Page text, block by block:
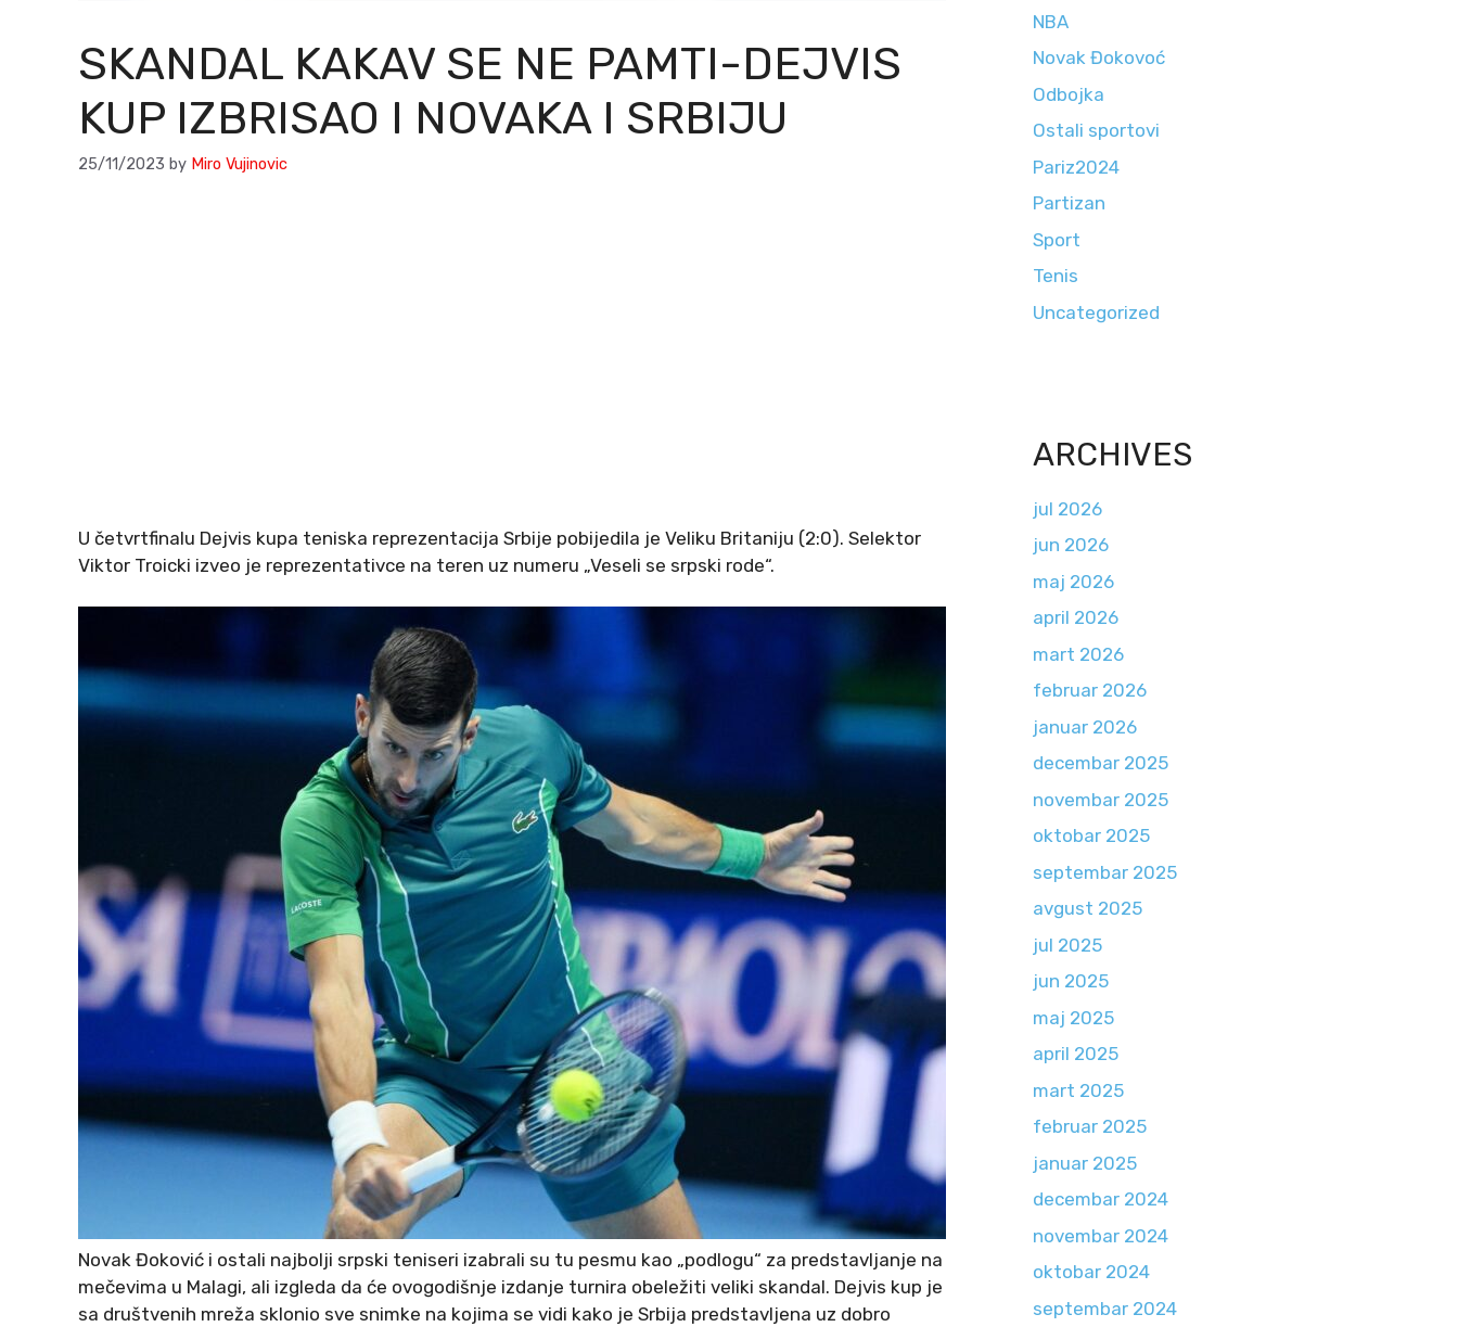
SKANDAL KAKAV SE NE PAMTI-DEJVIS
KUP IZBRISAO I NOVAKA I SRBIJU
25/11/2023 by Miro Vujinovic
U četvrtfinalu Dejvis kupa teniska reprezentacija Srbije pobijedila je Veliku Britaniju (2:0). Selektor
Viktor Troicki izveo je reprezentativce na teren uz numeru „Veseli se srpski rode“.
Novak Đoković i ostali najbolji srpski teniseri izabrali su tu pesmu kao „podlogu“ za predstavljanje na
mečevima u Malagi, ali izgleda da će ovogodišnje izdanje turnira obeležiti veliki skandal. Dejvis kup je
sa društvenih mreža sklonio sve snimke na kojima se vidi kako je Srbija predstavljena uz dobro
NBA
Novak Đokovoć
Odbojka
Ostali sportovi
Pariz2024
Partizan
Sport
Tenis
Uncategorized
ARCHIVES
jul 2026
jun 2026
maj 2026
april 2026
mart 2026
februar 2026
januar 2026
decembar 2025
novembar 2025
oktobar 2025
septembar 2025
avgust 2025
jul 2025
jun 2025
maj 2025
april 2025
mart 2025
februar 2025
januar 2025
decembar 2024
novembar 2024
oktobar 2024
septembar 2024